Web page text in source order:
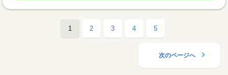
1 2 3 4 5
次のページへ